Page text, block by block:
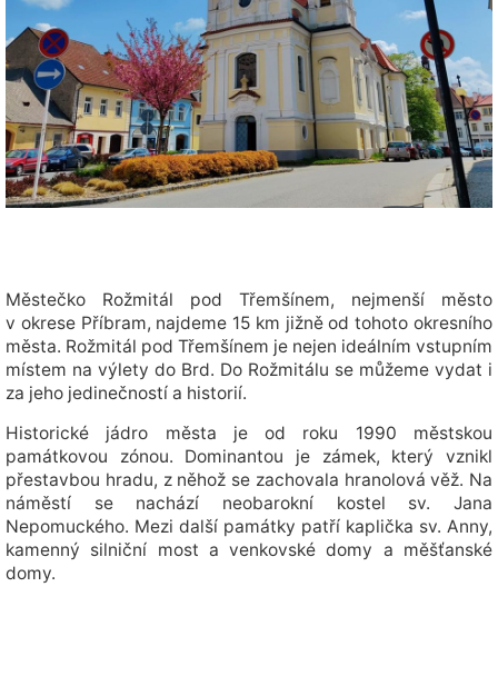
Městečko Rožmitál pod Třemšínem, nejmenší město
v okrese Příbram, najdeme 15 km jižně od tohoto okresního
města. Rožmitál pod Třemšínem je nejen ideálním vstupním
místem na výlety do Brd. Do Rožmitálu se můžeme vydat i
za jeho jedinečností a historií.
Historické jádro města je od roku 1990 městskou
památkovou zónou. Dominantou je zámek, který vznikl
přestavbou hradu, z něhož se zachovala hranolová věž. Na
náměstí se nachází neobarokní kostel sv. Jana
Nepomuckého. Mezi další památky patří kaplička sv. Anny,
kamenný silniční most a venkovské domy a měšťanské
domy.